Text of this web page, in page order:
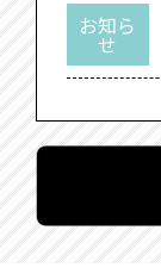
お知ら
せ